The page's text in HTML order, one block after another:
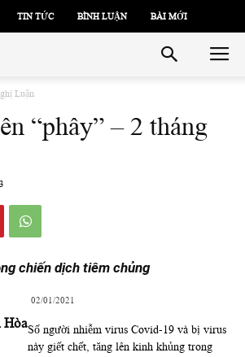
TIN TỨC BÌNH LUẬN BÀI MỚI
Luận
“phây” – 2 tháng
chiến dịch tiêm chủng
Hòa
02/01/2021
Số người nhiễm virus Covid-19 và bị virus
này giết chết, tăng lên kinh khủng trong